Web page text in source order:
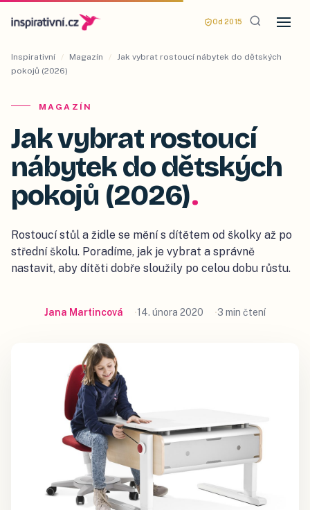
Od 2015
Inspirativní / Magazín / Jak vybrat rostoucí nábytek do dětských
pokojů (2026)
MAGAZÍN
Jak vybrat rostoucí
nábytek do dětských
pokojů (2026).
Rostoucí stůl a židle se mění s dítětem od školky až po
střední školu. Poradíme, jak je vybrat a správně
nastavit, aby dítěti dobře sloužily po celou dobu růstu.
Jana Martincová 14. února 2020 3 min čtení